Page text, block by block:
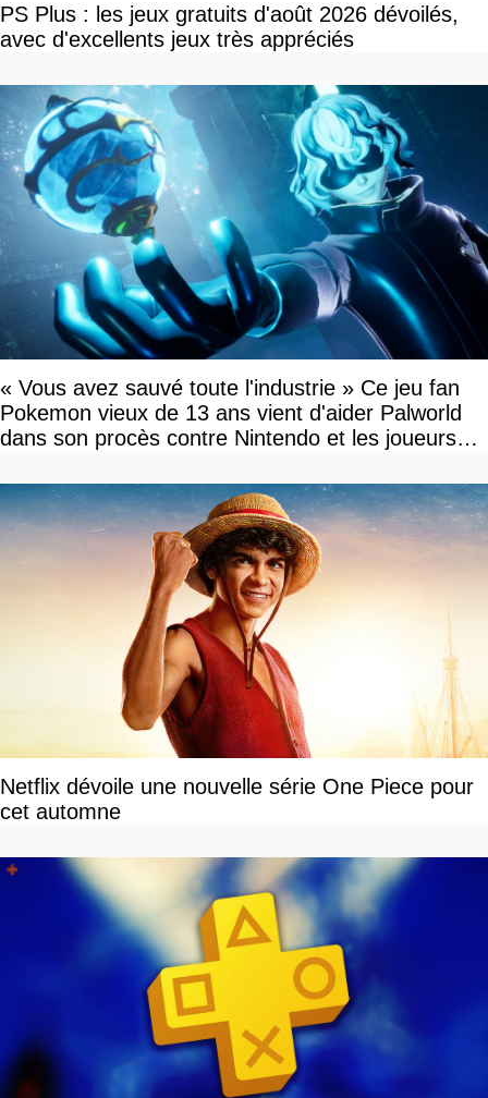
PS Plus : les jeux gratuits d'août 2026 dévoilés,
avec d'excellents jeux très appréciés
« Vous avez sauvé toute l'industrie » Ce jeu fan
Pokemon vieux de 13 ans vient d'aider Palworld
dans son procès contre Nintendo et les joueurs
Netflix dévoile une nouvelle série One Piece pour
cet automne